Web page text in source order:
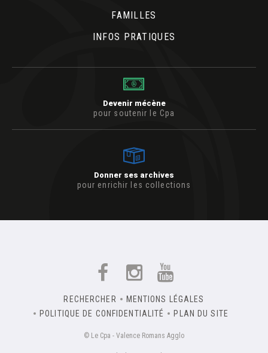
FAMILLES
INFOS PRATIQUES
Devenir mécène
pour soutenir le Cpa
Donner ses archives
pour enrichir les collections
RECHERCHER
MENTIONS LÉGALES
POLITIQUE DE CONFIDENTIALITÉ
PLAN DU SITE
© Le Cpa - Valence Romans Agglo